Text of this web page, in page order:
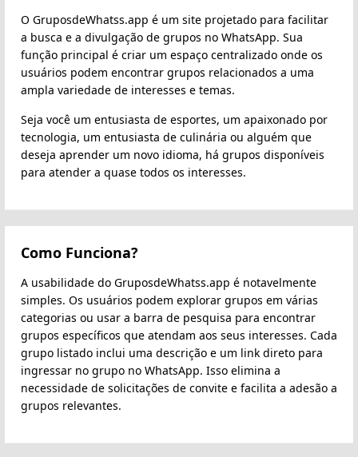
O GruposdeWhatss.app é um site projetado para facilitar
a busca e a divulgação de grupos no WhatsApp. Sua
função principal é criar um espaço centralizado onde os
usuários podem encontrar grupos relacionados a uma
ampla variedade de interesses e temas.
Seja você um entusiasta de esportes, um apaixonado por
tecnologia, um entusiasta de culinária ou alguém que
deseja aprender um novo idioma, há grupos disponíveis
para atender a quase todos os interesses.
Como Funciona?
A usabilidade do GruposdeWhatss.app é notavelmente
simples. Os usuários podem explorar grupos em várias
categorias ou usar a barra de pesquisa para encontrar
grupos específicos que atendam aos seus interesses. Cada
grupo listado inclui uma descrição e um link direto para
ingressar no grupo no WhatsApp. Isso elimina a
necessidade de solicitações de convite e facilita a adesão a
grupos relevantes.